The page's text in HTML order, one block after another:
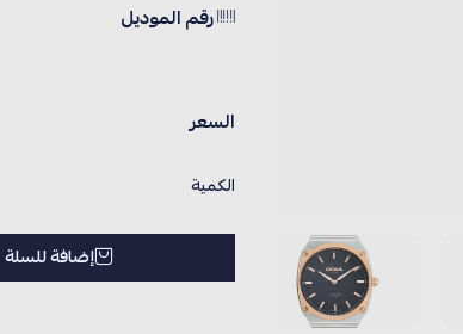
رقم الموديل
السعر
الكمية
إضافة للسلة